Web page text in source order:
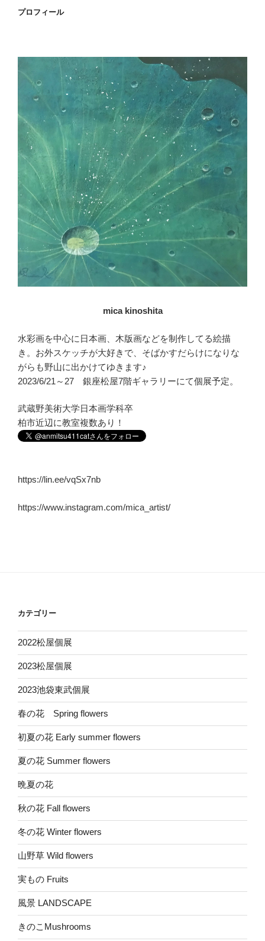
プロフィール
mica kinoshita
水彩画を中心に日本画、木版画などを制作してる絵描
き。お外スケッチが大好きで、そばかすだらけになりな
がらも野山に出かけてゆきます♪
2023/6/21～27 銀座松屋7階ギャラリーにて個展予定。
武蔵野美術大学日本画学科卒
柏市近辺に教室複数あり！
https://lin.ee/vqSx7nb
https://www.instagram.com/mica_artist/
カテゴリー
2022松屋個展
2023松屋個展
2023池袋東武個展
春の花 Spring flowers
初夏の花 Early summer flowers
夏の花 Summer flowers
晩夏の花
秋の花 Fall flowers
冬の花 Winter flowers
山野草 Wild flowers
実もの Fruits
風景 LANDSCAPE
きのこMushrooms